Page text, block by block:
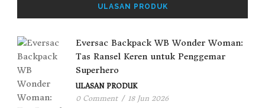
ULASAN PRODUK
Eversac Backpack WB Wonder Woman:
Tas Ransel Keren untuk Penggemar
Superhero
ULASAN PRODUK
0 Comment / 18 Jun 2026